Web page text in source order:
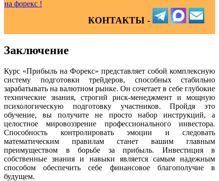
КОНТАКТЫ -
Заключение
Курс «Прибыль на Форекс» представляет собой комплексную
систему подготовки трейдеров, способных стабильно
зарабатывать на валютном рынке. Он сочетает в себе глубокие
технические знания, строгий риск-менеджмент и мощную
психологическую подготовку участников. Пройдя это
обучение, вы получите не просто набор инструкций, а
целостное мировоззрение профессионального инвестора.
Способность контролировать эмоции и следовать
математическим правилам станет вашим главным
преимуществом в борьбе за прибыль. Инвестиция в
собственные знания и навыки является самым надежным
способом обеспечить себе финансовое благополучие в
будущем.